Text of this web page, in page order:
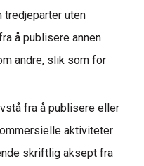
tredjeparter uten
å publisere annen
andre, slik som for
fra å publisere eller
aktiviteter
skriftlig aksept fra